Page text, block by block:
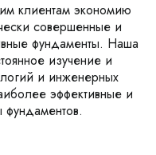
клиентам экономию
совершенные и
фундаменты. Наша
изучение и
и инженерных
эффективные и
фундаментов.